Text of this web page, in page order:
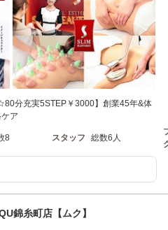
分充実5STEP￥3000】創業45年&体
ア
8 スタッフ 総数6人
錦糸町店【ムク】